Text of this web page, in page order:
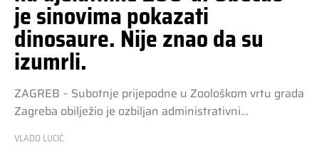
je sinovima pokazati
dinosaure. Nije znao da su
izumrli.
ZAGREB – Subotnje prijepodne u Zoološkom vrtu grada
Zagreba obilježio je ozbiljan administrativni…
VLADO LUCIĆ